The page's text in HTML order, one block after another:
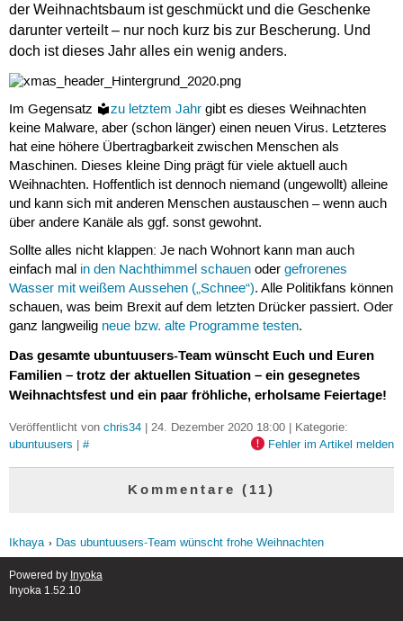
der Weihnachtsbaum ist geschmückt und die Geschenke
darunter verteilt – nur noch kurz bis zur Bescherung. Und
doch ist dieses Jahr alles ein wenig anders.
Im Gegensatz zu letztem Jahrgibt es dieses Weihnachten
keine Malware, aber (schon länger) einen neuen Virus. Letzteres
hat eine höhere Übertragbarkeit zwischen Menschen als
Maschinen. Dieses kleine Ding prägt für viele aktuell auch
Weihnachten. Hoffentlich ist dennoch niemand (ungewollt) alleine
und kann sich mit anderen Menschen austauschen – wenn auch
über andere Kanäle als ggf. sonst gewohnt.
Sollte alles nicht klappen: Je nach Wohnort kann man auch
einfach mal in den Nachthimmel schauenoder gefrorenes
Wasser mit weißem Aussehen („Schnee“). Alle Politikfans können
schauen, was beim Brexit auf dem letzten Drücker passiert. Oder
ganz langweilig neue bzw. alte Programme testen.
Das gesamte ubuntuusers-Team wünscht Euch und Euren
Familien – trotz der aktuellen Situation – ein gesegnetes
Weihnachtsfest und ein paar fröhliche, erholsame Feiertage!
Veröffentlicht von chris34| 24. Dezember 2020 18:00 | Kategorie:
ubuntuusers | # Fehler im Artikel melden
Kommentare (11)
Ikhaya Das ubuntuusers-Team wünscht frohe Weihnachten
Powered by Inyoka
Inyoka 1.52.10